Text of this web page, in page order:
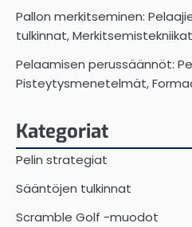
Pallon merkitseminen:
tulkinnat, Merkitsemistekniikat
Pelaamisen perussäännöt:
Pisteytysmenetelmät,
Kategoriat
Pelin strategiat
Sääntöjen tulkinnat
Scramble Golf -muodot